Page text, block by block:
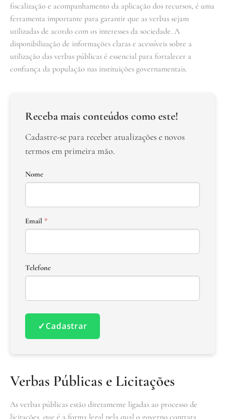
fiscalização e acompanhamento da aplicação dos recursos, é uma
ferramenta importante para garantir que as verbas sejam
utilizadas de acordo com os interesses da sociedade. A
disponibilização de informações claras e acessíveis sobre a
utilização das verbas públicas é essencial para fortalecer a
confiança da população nas instituições governamentais.
Receba mais conteúdos como este!
Cadastre-se para receber atualizações e novos
termos em primeira mão.
Nome
Email *
Telefone
✓Cadastrar
Verbas Públicas e Licitações
As verbas públicas estão diretamente ligadas ao processo de
licitações, que é a forma legal pela qual o governo contrata